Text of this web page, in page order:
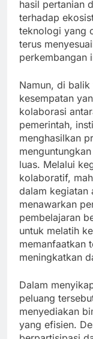
hasil pertanian
terhadap
teknologi yang
terus
perkembangan
Namun, di
kesempatan
kolaborasi
pemerintah,
menghasilkan
luas. Melalui
kolaboratif,
dalam kegiatan
menawarkan
pembelajaran
untuk melatih
memanfaatkan
meningkatkan
Dalam
peluang
menyediakan
yang efisien.